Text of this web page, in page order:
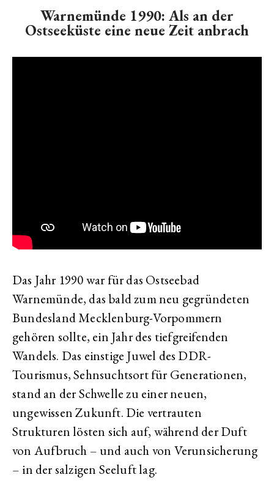
Warnemünde 1990: Als an der
Ostseeküste eine neue Zeit anbrach
Das Jahr 1990 war für das Ostseebad
Warnemünde, das bald zum neu gegründeten
Bundesland Mecklenburg-Vorpommern
gehören sollte, ein Jahr des tiefgreifenden
Wandels. Das einstige Juwel des DDR-
Tourismus, Sehnsuchtsort für Generationen,
stand an der Schwelle zu einer neuen,
ungewissen Zukunft. Die vertrauten
Strukturen lösten sich auf, während der Duft
von Aufbruch – und auch von Verunsicherung
– in der salzigen Seeluft lag.